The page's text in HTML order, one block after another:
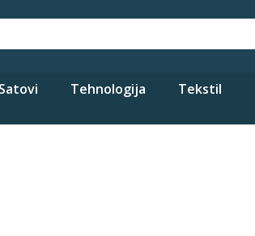
Satovi Tehnologija Tekstil